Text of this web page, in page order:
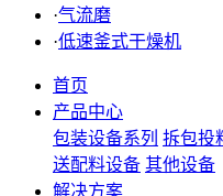
·气流磨
·低速釜式干燥机
首页
产品中心
包装设备系列 拆包投
送配料设备 其他设备
解决方案